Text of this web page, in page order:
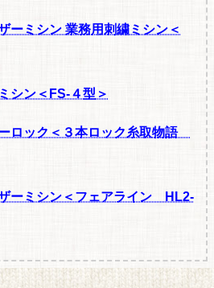
ーミシン 業務用刺繍ミシン＜
シン＜FS-４型＞
ロック＜３本ロック糸取物語
ーミシン＜フェアライン HL2-